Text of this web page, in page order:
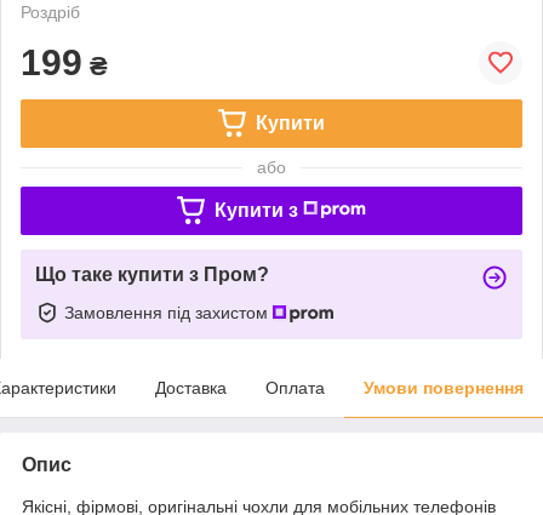
Роздріб
199 ₴
Купити
або
Купити з
Що таке купити з Пром?
Замовлення під захистом
Доставка Оплата Умови повернення
Опис
Якісні, фірмові, оригінальні чохли для мобільних телефонів